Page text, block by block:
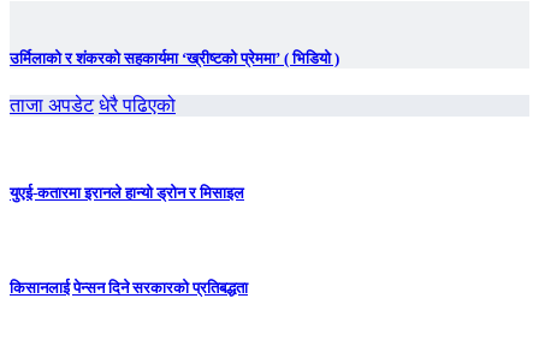
उर्मिलाको र शंकरको सहकार्यमा ‘ख्रीष्टको प्रेममा’ ( भिडियो )
ताजा अपडेट धेरै पढिएको
युएई-कतारमा इरानले हान्यो ड्रोन र मिसाइल
किसानलाई पेन्सन दिने सरकारको प्रतिबद्धता